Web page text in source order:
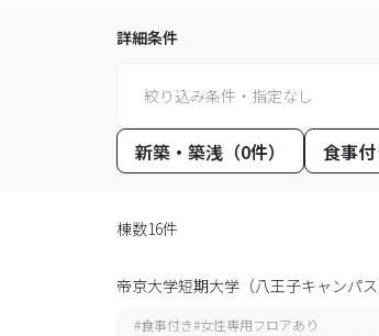
詳細条件
絞り込み条件・指定なし
新築・築浅（0件） 食事付
棟数16件
帝京大学短期大学（八王子キャンパス
#食事付き#女性専用フロアあり